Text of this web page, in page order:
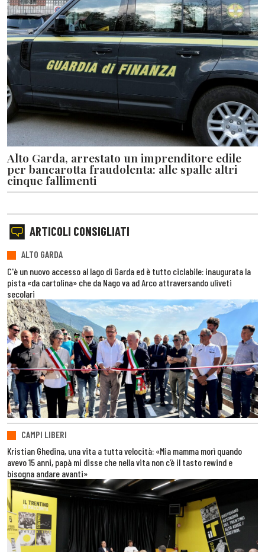
Alto Garda, arrestato un imprenditore edile
per bancarotta fraudolenta: alle spalle altri
cinque fallimenti
ARTICOLI CONSIGLIATI
ALTO GARDA
C'è un nuovo accesso al lago di Garda ed è tutto ciclabile: inaugurata la
pista «da cartolina» che da Nago va ad Arco attraversando uliveti
secolari
CAMPI LIBERI
Kristian Ghedina, una vita a tutta velocità: «Mia mamma morì quando
avevo 15 anni, papà mi disse che nella vita non c’è il tasto rewind e
bisogna andare avanti»